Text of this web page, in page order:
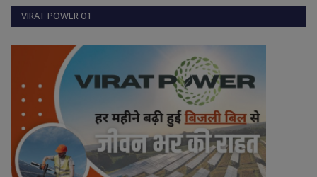
VIRAT POWER 01